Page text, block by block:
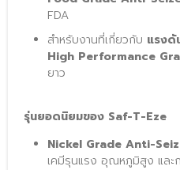
FDA
สำหรับงานที่เกี่ยวกับ แรงดั
High Performance
ยาว
รุ่นยอดนิยมของ Saf-T-Eze
Nickel Grade Anti-
เคมีรุนแรง อุณหภูมิสูง และ